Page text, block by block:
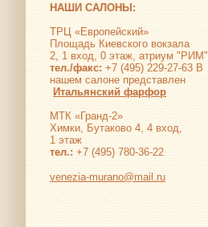
НАШИ САЛОНЫ:
ТРЦ «Европейский»
Площадь Киевского вокзала
2, 1 вход, 0 этаж, атриум "РИМ"
тел./факс: +7 (495) 229-27-63 В
нашем салоне представлен
Итальянский фарфор
МТК «Гранд-2»
Химки, Бутаково 4, 4 вход,
1 этаж
тел.: +7 (495) 780-36-22
venezia-murano@mail.ru